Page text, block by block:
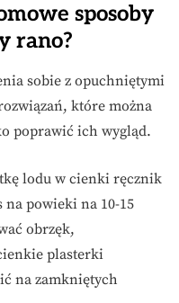
sposoby
rano?
sobie z opuchniętymi
które można
poprawić ich wygląd.
lodu w cienki ręcznik
na powieki na 10-15
obrzęk,
plasterki
na zamkniętych